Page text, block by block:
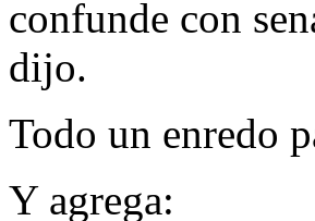
confunde con
dijo.
Todo un enredo
Y agrega: